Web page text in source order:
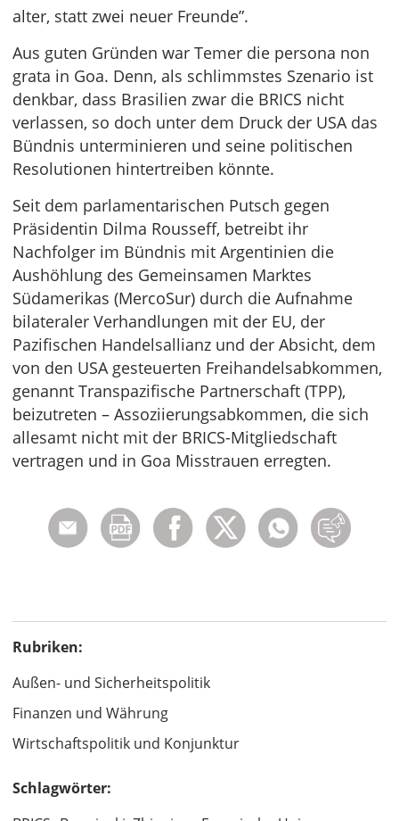
alter, statt zwei neuer Freunde”.
Aus guten Gründen war Temer die persona non
grata in Goa. Denn, als schlimmstes Szenario ist
denkbar, dass Brasilien zwar die BRICS nicht
verlassen, so doch unter dem Druck der USA das
Bündnis unterminieren und seine politischen
Resolutionen hintertreiben könnte.
Seit dem parlamentarischen Putsch gegen
Präsidentin Dilma Rousseff, betreibt ihr
Nachfolger im Bündnis mit Argentinien die
Aushöhlung des Gemeinsamen Marktes
Südamerikas (MercoSur) durch die Aufnahme
bilateraler Verhandlungen mit der EU, der
Pazifischen Handelsallianz und der Absicht, dem
von den USA gesteuerten Freihandelsabkommen,
genannt Transpazifische Partnerschaft (TPP),
beizutreten – Assoziierungsabkommen, die sich
allesamt nicht mit der BRICS-Mitgliedschaft
vertragen und in Goa Misstrauen erregten.
Rubriken:
Außen- und Sicherheitspolitik
Finanzen und Währung
Wirtschaftspolitik und Konjunktur
Schlagwörter: